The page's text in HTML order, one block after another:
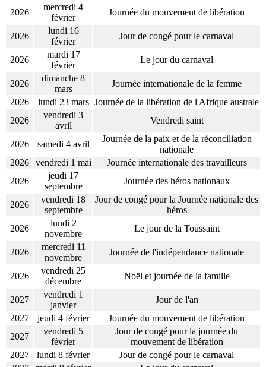
2026
mercredi 4
février
Journée du mouvement de libération
2026
lundi 16
février
Jour de congé pour le carnaval
2026
mardi 17
février
Le jour du carnaval
2026
dimanche 8
mars
Journée internationale de la femme
2026
lundi 23 mars Journée de la libération de l'Afrique australe
2026
vendredi 3
avril
Vendredi saint
2026 samedi 4 avril
Journée de la paix et de la réconciliation
nationale
2026
vendredi 1 mai
Journée internationale des travailleurs
2026
jeudi 17
septembre
Journée des héros nationaux
2026
vendredi 18
septembre
Jour de congé pour la Journée nationale des
héros
2026
lundi 2
novembre
Le jour de la Toussaint
2026
mercredi 11
novembre
Journée de l'indépendance nationale
2026
vendredi 25
décembre
Noël et journée de la famille
2027
vendredi 1
janvier
Jour de l'an
2027
jeudi 4 février
Journée du mouvement de libération
2027
vendredi 5
février
Jour de congé pour la journée du
mouvement de libération
2027
lundi 8 février
Jour de congé pour le carnaval